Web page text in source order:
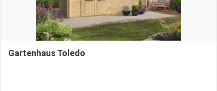
Gartenhaus Toledo